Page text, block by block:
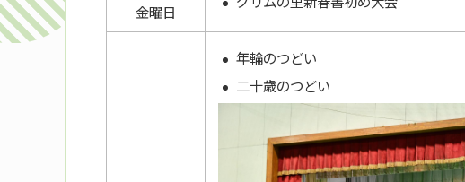
金曜日
年輪のつどい
二十歳のつどい​